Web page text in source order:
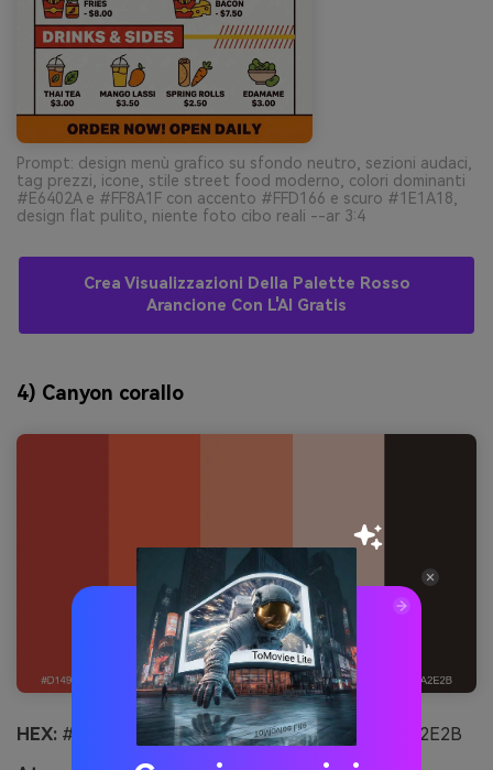
Prompt: design menù grafico su sfondo neutro, sezioni audaci,
tag prezzi, icone, stile street food moderno, colori dominanti
#E6402A e #FF8A1F con accento #FFD166 e scuro #1E1A18,
design flat pulito, niente foto cibo reali --ar 3:4
Crea Visualizzazioni Della Palette Rosso
Arancione Con L'AI Gratis
4) Canyon corallo
HEX: #D1493F #FF6B4A #FF9B7A #FFD7C9 #3A2E2B